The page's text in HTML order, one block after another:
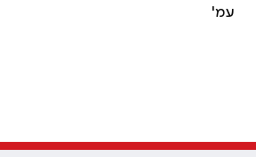
עמ'